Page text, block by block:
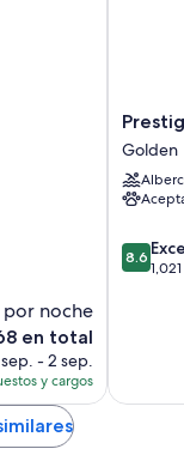
y ventiladores
por noche
en total
sep. - 2 sep.
y cargos
Prestige
Golden
Hotel
Golden
Golden
8.6
de
8.6